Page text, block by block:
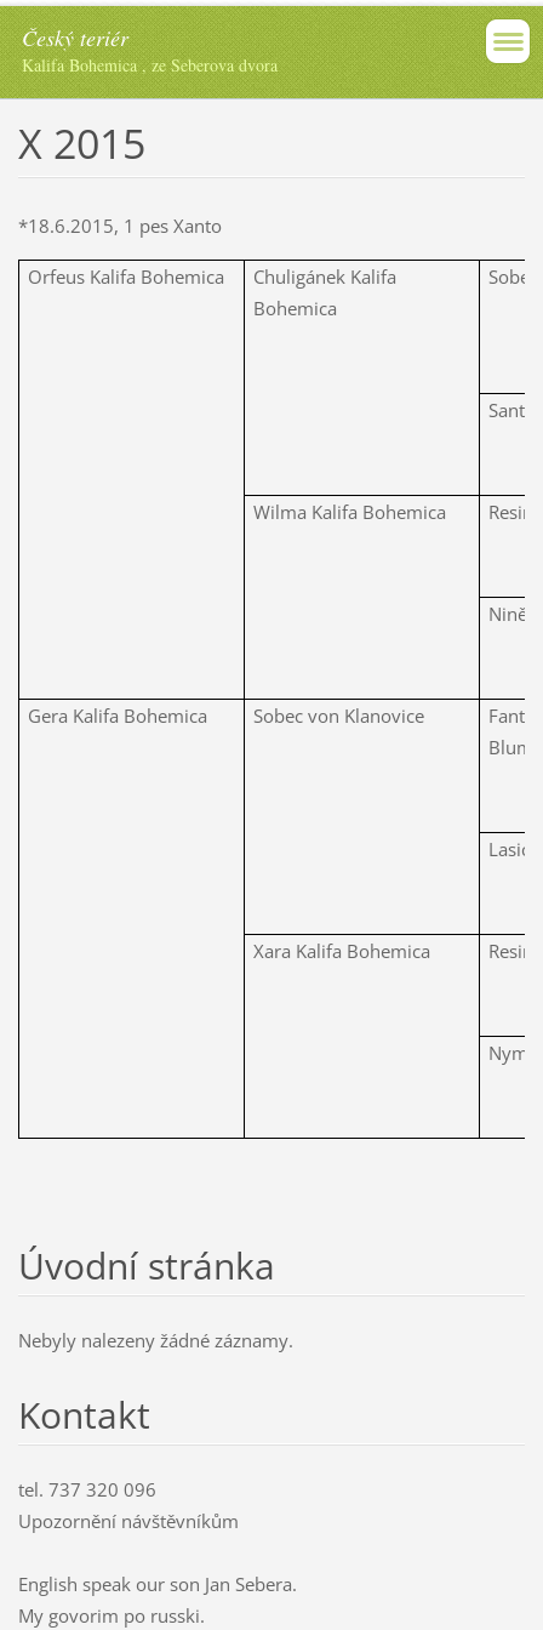
Český teriér
Kalifa Bohemica , ze Seberova dvora
X 2015
*18.6.2015, 1 pes Xanto
Orfeus Kalifa Bohemica
Chuligánek Kalifa
Bohemica
Santa
Wilma Kalifa Bohemica
Gera Kalifa Bohemica Sobec von Klanovice
Xara Kalifa Bohemica
Úvodní stránka
Nebyly nalezeny žádné záznamy.
Kontakt
tel. 737 320 096
Upozornění návštěvníkům
English speak our son Jan Sebera.
My govorim po russki.